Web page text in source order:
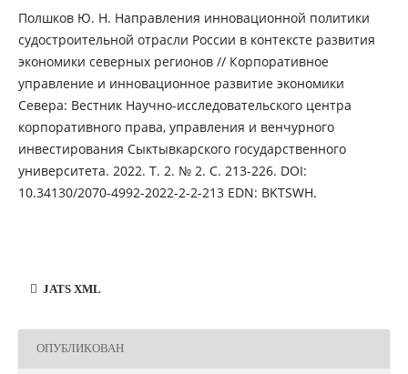
Полшков Ю. Н. Направления инновационной политики
судостроительной отрасли России в контексте развития
экономики северных регионов // Корпоративное
управление и инновационное развитие экономики
Севера: Вестник Научно-исследовательского центра
корпоративного права, управления и венчурного
инвестирования Сыктывкарского государственного
университета. 2022. Т. 2. № 2. С. 213-226. DOI:
10.34130/2070-4992-2022-2-2-213 EDN: BKTSWH.
JATS XML
ОПУБЛИКОВАН